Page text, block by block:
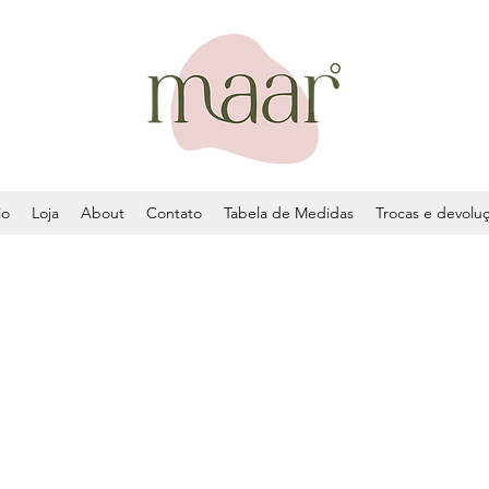
Loja About Contato Tabela de Medidas Trocas e